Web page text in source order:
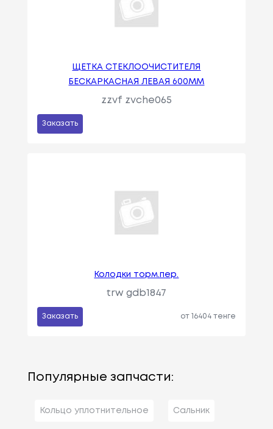
ЩЕТКА СТЕКЛООЧИСТИТЕЛЯ
БЕСКАРКАСНАЯ ЛЕВАЯ 600ММ
zzvf zvche065
Заказать
Колодки торм.пер.
trw gdb1847
Заказать от 16404 тенге
Популярные запчасти:
Кольцо уплотнительное Сальник